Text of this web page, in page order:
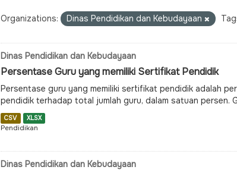
Organizations: Dinas Pendidikan dan Kebudayaan
Dinas Pendidikan dan Kebudayaan
Persentase Guru yang memiliki Sertifikat Pendidik
Persentase guru yang memiliki sertifikat pendidik adalah
pendidik terhadap total jumlah guru, dalam satuan persen.
CSV XLSX
Pendidikan
Dinas Pendidikan dan Kebudayaan